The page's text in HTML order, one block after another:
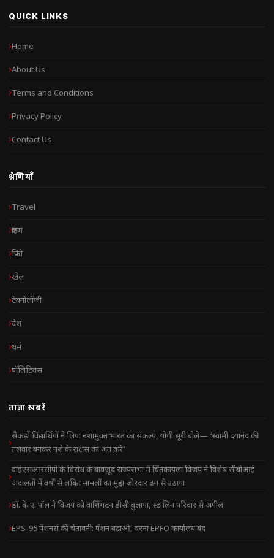
QUICK LINKS
Home
About Us
Terms and Conditions
Privacy Policy
Contact Us
श्रेणियाँ
Travel
क्राइम
क्रिप्टो
खेल
टेक्नोलॉजी
देश
धर्म
पॉलिटिक्स
ताज़ा खबरें
सैकड़ों विद्यार्थियों ने लिया नशामुक्त भारत का संकल्प, योगी सूरी बोले— ‘स्वामी दयानंद की
तलवार बनकर नशे के राक्षस का अंत करें’
वाईएसआरसीपी के विरोध के बावजूद राज्यसभा में चिंतकायला विजय ने विशेष सीबीआई
अदालतों में वर्षों से लंबित मामलों का मुद्दा जोरदार ढंग से उठाया
डॉ. के.ए. पॉल ने विजय को वाशिंगटन डीसी बुलाया, स्टालिन परिवार से अपील
EPS-95 पेंशनर्स की चेतावनी: पेंशन बढ़ाओ, वरना EPFO कार्यालय बंद